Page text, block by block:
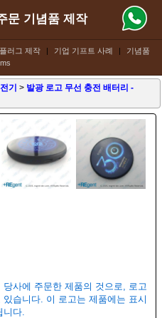
러그 제작 | 기업 기프트 사례 |
기념품
문 기념품 제작
기 > 발광 로고 무선 충전 배터리 -
사에 주문한 제품의 것으로, 로고
습니다. 이 로고는 제품에는 표시
니다.